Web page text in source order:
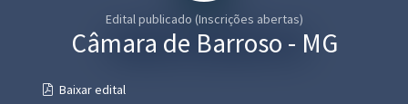
Edital publicado (Inscrições abertas)
Câmara de Barroso - MG
Baixar edital